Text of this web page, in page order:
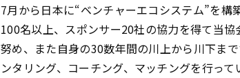
7月から日本に“ベンチャーエコシステム”を
100名以上、スポンサー20社の協力を得て当
努め、また自身の30数年間の川上から川下ま
ンタリング、コーチング、マッチングを行って